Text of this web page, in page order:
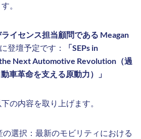
。
イセンス担当顧問である Meagan
登壇予定です：
「SEPs in
Next Automotive Revolution（過
車革命を支える原動力）」
の内容を取り上げます。
選択：最新のモビリティにおける